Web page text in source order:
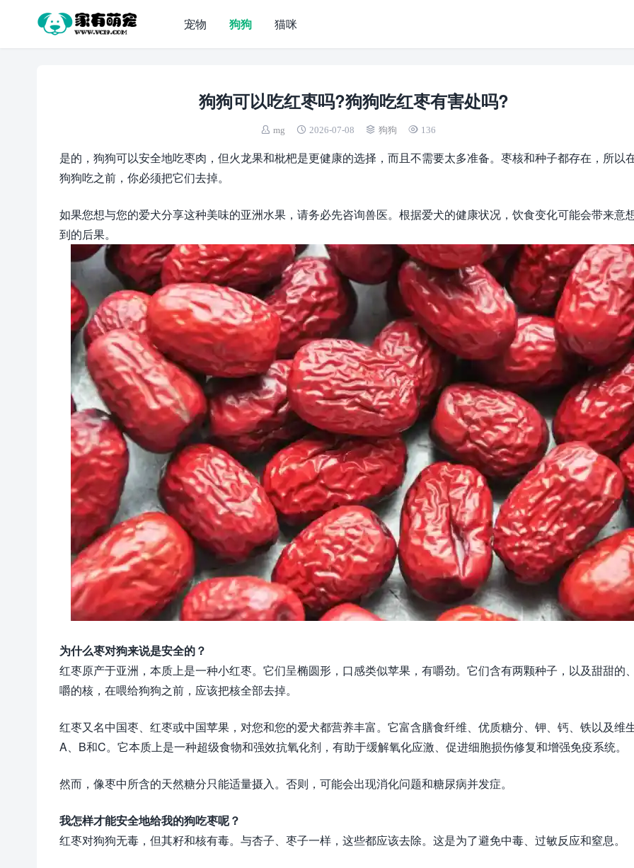
宠物 狗狗 猫咪
狗狗可以吃红枣吗?狗狗吃红枣有害处吗?
mg 2026-07-08 狗狗 136
是的，狗狗可以安全地吃枣肉，但火龙果和枇杷是更健康的选择，而且不需要太多准备。枣核和种子都存在，所以
狗狗吃之前，你必须把它们去掉。
如果您想与您的爱犬分享这种美味的亚洲水果，请务必先咨询兽医。根据爱犬的健康状况，饮食变化可能会带来意
到的后果。
为什么枣对狗来说是安全的？
红枣原产于亚洲，本质上是一种小红枣。它们呈椭圆形，口感类似苹果，有嚼劲。它们含有两颗种子，以及甜甜的
嚼的核，在喂给狗狗之前，应该把核全部去掉。
红枣又名中国枣、红枣或中国苹果，对您和您的爱犬都营养丰富。它富含膳食纤维、优质糖分、钾、钙、铁以及维
A、B和C。它本质上是一种超级食物和强效抗氧化剂，有助于缓解氧化应激、促进细胞损伤修复和增强免疫系统。
然而，像枣中所含的天然糖分只能适量摄入。否则，可能会出现消化问题和糖尿病并发症。
我怎样才能安全地给我的狗吃枣呢？
红枣对狗狗无毒，但其籽和核有毒。与杏子、枣子一样，这些都应该去除。这是为了避免中毒、过敏反应和窒息。